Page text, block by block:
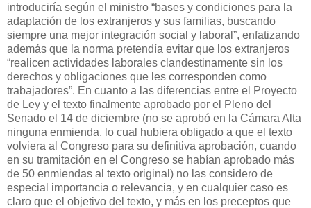
introduciría según el ministro “bases y condiciones para la
adaptación de los extranjeros y sus familias, buscando
siempre una mejor integración social y laboral”, enfatizando
además que la norma pretendía evitar que los extranjeros
“realicen actividades laborales clandestinamente sin los
derechos y obligaciones que les corresponden como
trabajadores”. En cuanto a las diferencias entre el Proyecto
de Ley y el texto finalmente aprobado por el Pleno del
Senado el 14 de diciembre (no se aprobó en la Cámara Alta
ninguna enmienda, lo cual hubiera obligado a que el texto
volviera al Congreso para su definitiva aprobación, cuando
en su tramitación en el Congreso se habían aprobado más
de 50 enmiendas al texto original) no las considero de
especial importancia o relevancia, y en cualquier caso es
claro que el objetivo del texto, y más en los preceptos que